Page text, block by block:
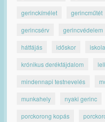
gerinckímélet gerincműtét
gerincsérv gerincvédelem
hátfájás időskor
krónikus derékfájdalom
mindennapi testnevelés
munkahely nyaki gerinc
porckorong kopás